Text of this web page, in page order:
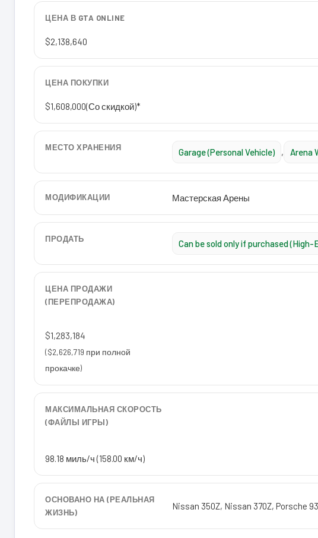
ЦЕНА В GTA ONLINE
$2,138,640
ЦЕНА ПОКУПКИ
$1,608,000(Со скидкой)*
МЕСТО ХРАНЕНИЯ Garage (Personal Vehicle) , Arena
МОДИФИКАЦИИ Мастерская Арены
ПРОДАТЬ Can be sold only if purchased (High-
ЦЕНА ПРОДАЖИ
(ПЕРЕПРОДАЖА)
$1,283,184
($2,626,719 при полной
прокачке)
МАКСИМАЛЬНАЯ СКОРОСТЬ
(ФАЙЛЫ ИГРЫ)
98.18 миль/ч (158.00 км/ч)
ОСНОВАНО НА (РЕАЛЬНАЯ
ЖИЗНЬ)
Nissan 350Z, Nissan 370Z, Porsche